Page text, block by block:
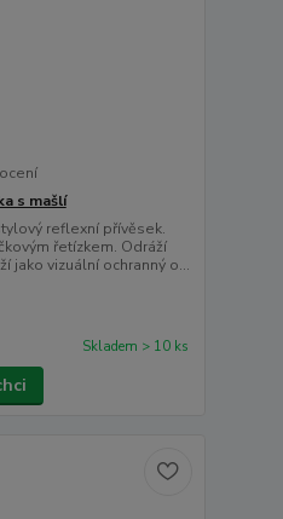
s mašlí
reflexní přívěsek.
řetízkem. Odráží
jako vizuální ochranný o...
Skladem > 10 ks